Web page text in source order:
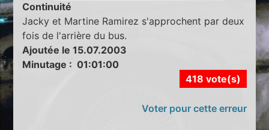
Continuité
Jacky et Martine Ramirez s'approchent par deux
fois de l'arrière du bus.
Ajoutée le 15.07.2003
Minutage : 01:01:00
418 vote(s)
Voter pour cette erreur